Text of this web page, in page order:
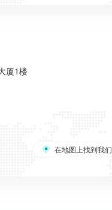
厦1楼
在地图上找到我们